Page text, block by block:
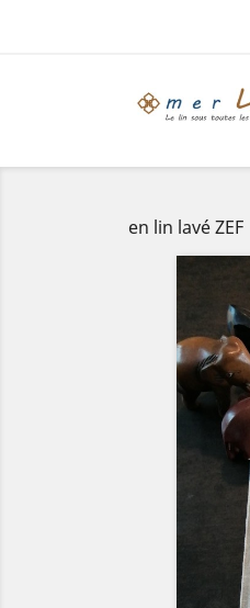
en lin lavé ZEF